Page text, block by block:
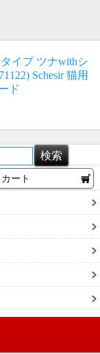
イプ ツナwithシ
Schesir 猫用
ド
カート